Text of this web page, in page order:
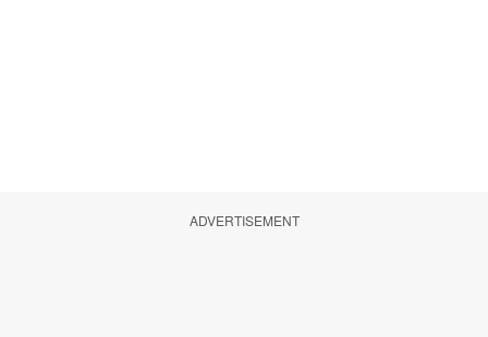
ADVERTISEMENT